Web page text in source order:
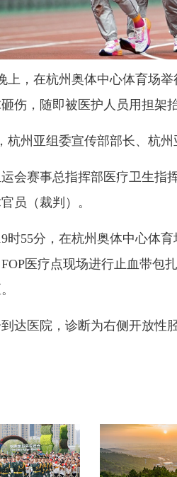
，在杭州奥体中心体育场举
伤，随即被医护人员用担架
州亚组委宣传部部长、杭州
赛事总指挥部医疗卫生指
员（裁判）。
55分，在杭州奥体中心体育
医疗点现场进行止血带包
医院，诊断为右侧开放性胫